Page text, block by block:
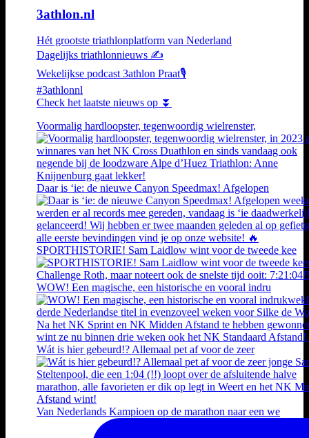
3athlon.nl
Hét grootste triathlonplatform van Nederland
Dagelijks triathlonnieuws ✍️
Wekelijkse podcast 3athlon Praat🎙️
#3athlonnl
Check het laatste nieuws op ⏬
Voormalig hardloopster, tegenwoordig wielrenster,
Daar is ‘ie: de nieuwe Canyon Speedmax! Afgelopen
SPORTHISTORIE! Sam Laidlow wint voor de tweede kee
WOW! Een magische, een historische en vooral indru
Wát is hier gebeurd!? Allemaal pet af voor de zeer
Van Nederlands Kampioen op de marathon naar een we